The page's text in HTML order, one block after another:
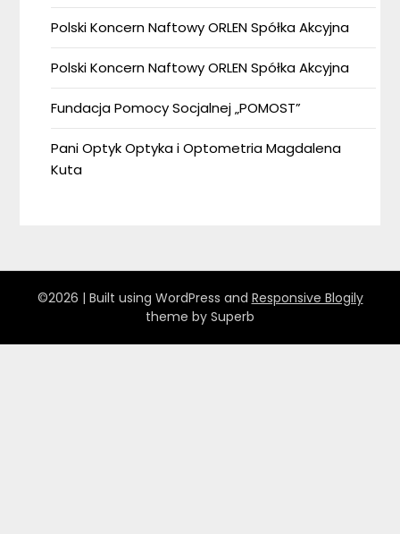
Polski Koncern Naftowy ORLEN Spółka Akcyjna
Polski Koncern Naftowy ORLEN Spółka Akcyjna
Fundacja Pomocy Socjalnej „POMOST”
Pani Optyk Optyka i Optometria Magdalena
Kuta
©2026 | Built using WordPress and Responsive Blogily
theme by Superb